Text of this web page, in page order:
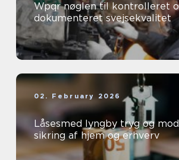
Wpqr nøglen til kontrolleret og
dokumenteret svejsekvalitet
02. February 2026
Låsesmed lyngby tryg og moderne
sikring af hjem og erhverv